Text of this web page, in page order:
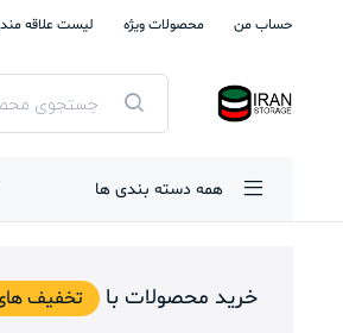
حساب من محصولات ویژه لیست علاقه
جستجوی
محصولات
همه دسته بندی ها
خرید محصولات با تخفیف